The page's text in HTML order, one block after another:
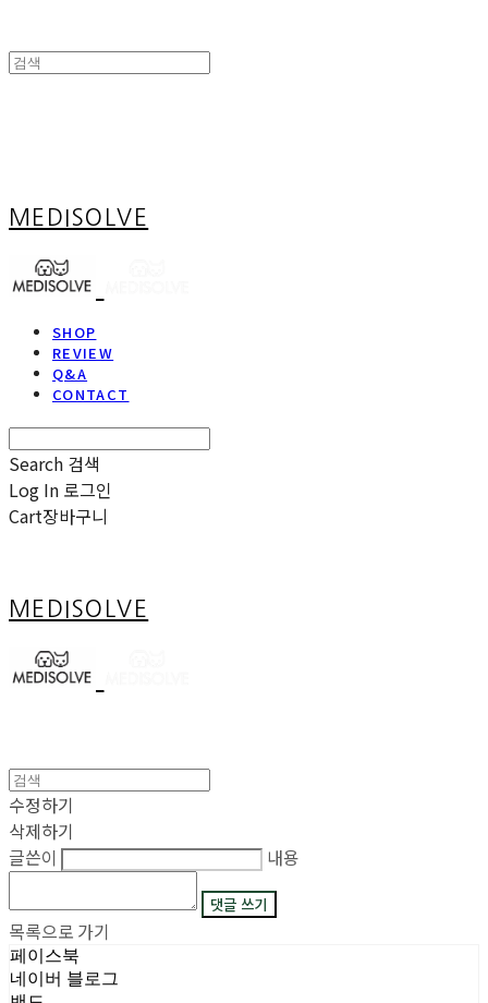
MEDISOLVE
SHOP
REVIEW
Q&A
CONTACT
Search 검색
Log In 로그인
Cart장바구니
MEDISOLVE
수정하기
삭제하기
글쓴이
내용
댓글 쓰기
목록으로 가기
페이스북
네이버 블로그